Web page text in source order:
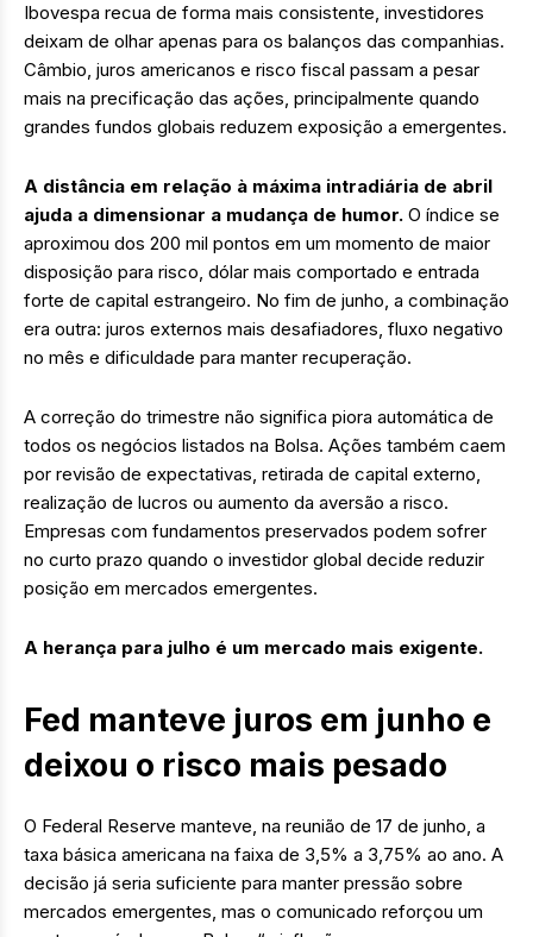
Ibovespa recua de forma mais consistente, investidores
deixam de olhar apenas para os balanços das companhias.
Câmbio, juros americanos e risco fiscal passam a pesar
mais na precificação das ações, principalmente quando
grandes fundos globais reduzem exposição a emergentes.
A distância em relação à máxima intradiária de abril
ajuda a dimensionar a mudança de humor. O índice se
aproximou dos 200 mil pontos em um momento de maior
disposição para risco, dólar mais comportado e entrada
forte de capital estrangeiro. No fim de junho, a combinação
era outra: juros externos mais desafiadores, fluxo negativo
no mês e dificuldade para manter recuperação.
A correção do trimestre não significa piora automática de
todos os negócios listados na Bolsa. Ações também caem
por revisão de expectativas, retirada de capital externo,
realização de lucros ou aumento da aversão a risco.
Empresas com fundamentos preservados podem sofrer
no curto prazo quando o investidor global decide reduzir
posição em mercados emergentes.
A herança para julho é um mercado mais exigente.
Fed manteve juros em junho e
deixou o risco mais pesado
O Federal Reserve manteve, na reunião de 17 de junho, a
taxa básica americana na faixa de 3,5% a 3,75% ao ano. A
decisão já seria suficiente para manter pressão sobre
mercados emergentes, mas o comunicado reforçou um